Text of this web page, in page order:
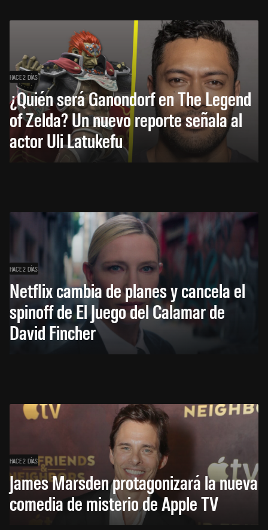
HACE 2 DÍAS
¿Quién será Ganondorf en The Legend
of Zelda? Un nuevo reporte señala al
actor Uli Latukefu
HACE 2 DÍAS
Netflix cambia de planes y cancela el
spinoff de El Juego del Calamar de
David Fincher
HACE 2 DÍAS
James Marsden protagonizará la nueva
comedia de misterio de Apple TV